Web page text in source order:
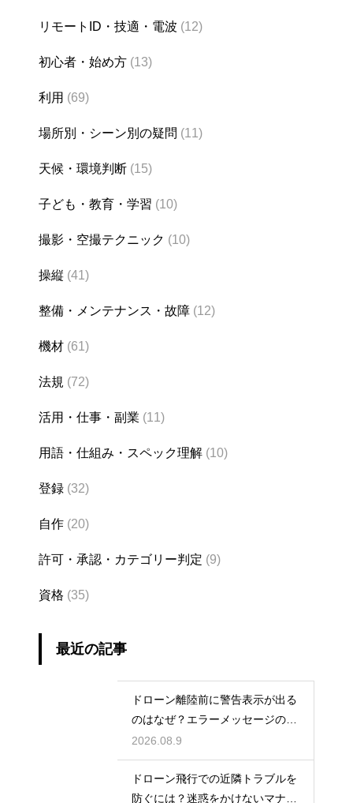
リモートID・技適・電波 (12)
初心者・始め方 (13)
利用 (69)
場所別・シーン別の疑問 (11)
天候・環境判断 (15)
子ども・教育・学習 (10)
撮影・空撮テクニック (10)
操縦 (41)
整備・メンテナンス・故障 (12)
機材 (61)
法規 (72)
活用・仕事・副業 (11)
用語・仕組み・スペック理解 (10)
登録 (32)
自作 (20)
許可・承認・カテゴリー判定 (9)
資格 (35)
最近の記事
ドローン離陸前に警告表示が出る
のはなぜ？エラーメッセージの原
因と対処法
2026.08.9
ドローン飛行での近隣トラブルを
防ぐには？迷惑をかけないマナー